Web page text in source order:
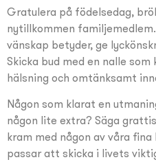
Gratulera på födelsedag,
nytillkommen
vänskap betyder, ge
Skicka bud med en nalle
hälsning och omtänksamt
Någon som klarat en
någon lite extra? Säga
kram med någon av våra
passar att skicka i livets